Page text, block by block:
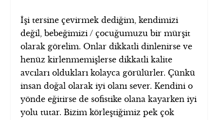
İşi tersine çevirmek dediğim, kendimizi
değil, bebeğimizi / çocuğumuzu bir mürşit
olarak görelim. Onlar dikkatli dinlenirse ve
henüz kirlenmemişlerse dikkatli kalite
avcıları oldukları kolayca görülürler. Çünkü
insan doğal olarak iyi olanı sever. Kendini o
yönde eğitirse de sofistike olana kayarken iyi
yolu tutar. Bizim körleştiğimiz pek çok